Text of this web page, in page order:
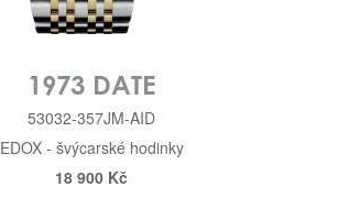
1973 DATE
53032-357JM-AID
EDOX - švýcarské hodinky
18 900 Kč